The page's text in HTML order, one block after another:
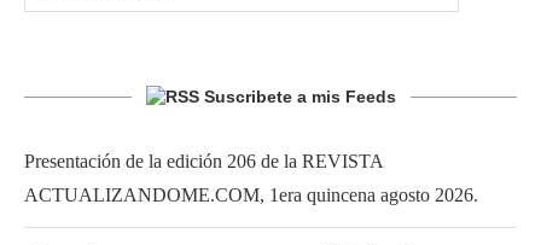
Suscribete a mis Feeds
Presentación de la edición 206 de la REVISTA
ACTUALIZANDOME.COM, 1era quincena agosto 2026.